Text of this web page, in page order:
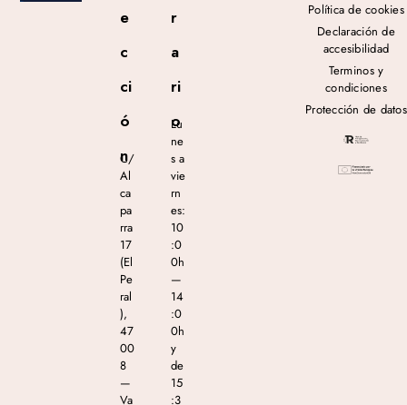
e
c
ci
ó
n
C/
Al
ca
pa
rra
17
(El
Pe
ral
),
47
00
8
—
Va
r
a
ri
o
Lu
ne
s a
vie
rn
es:
10
:0
0h
—
14
:0
0h
y
de
15
:3
Política de cookies
Declaración de
accesibilidad
Terminos y
condiciones
Protección de datos